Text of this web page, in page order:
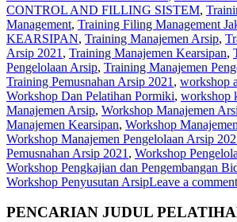
CONTROL AND FILLING SISTEM,
Management, Training Filing Management
KEARSIPAN, Training Manajemen Arsip,
Arsip 2021 , Training Manajemen Kearsipan,
Pengelolaan Arsip, Training Manajemen
Training Pemusnahan Arsip 2021 , workshop
Workshop Dan Pelatihan Pormiki, workshop
Manajemen Arsip, Workshop Manajemen
Manajemen Kearsipan, Workshop
Workshop Manajemen Pengelolaan Arsip
Pemusnahan Arsip 2021 , Workshop
Workshop Pengkajian dan Pengembangan
Workshop Penyusutan ArsipLeave a comment
PENCARIAN JUDUL